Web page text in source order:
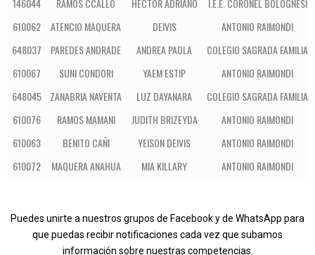
610062
ATENCIO MAQUERA DEIVIS
ANTONIO RAIMONDI
648037
PAREDES ANDRADE ANDREA PAOLA
COLEGIO SAGRADA FAMILIA
610067
SUNI CONDORI YAEM ESTIP
ANTONIO RAIMONDI
648045
ZANABRIA NAVENTA LUZ DAYANARA
COLEGIO SAGRADA FAMILIA
610076
RAMOS MAMANI JUDITH BRIZEYDA
ANTONIO RAIMONDI
610063
BENITO CAÑI YEISON DEIVIS
ANTONIO RAIMONDI
610072
MAQUERA ANAHUA MIA KILLARY ANTONIO RAIMONDI
Puedes unirte a nuestros grupos de Facebook y de WhatsApp para
que puedas recibir notificaciones cada vez que subamos
información sobre nuestras competencias.